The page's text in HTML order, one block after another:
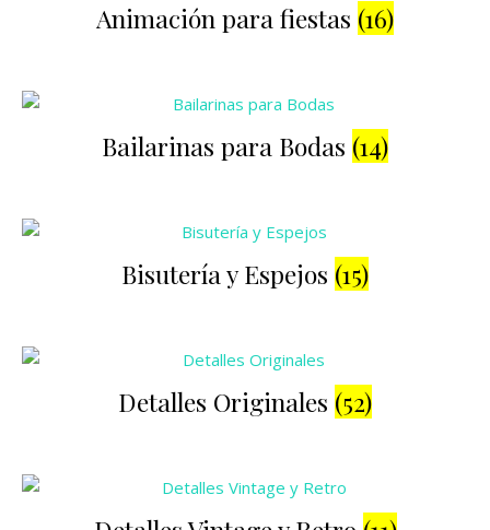
Animación para fiestas (16)
Bailarinas para Bodas (14)
Bisutería y Espejos (15)
Detalles Originales (52)